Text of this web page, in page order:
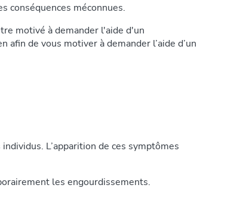
conséquences méconnues.
motivé à demander l'aide d'un
de vous motiver à demander l’aide d’un
L’apparition de ces symptômes
les engourdissements.